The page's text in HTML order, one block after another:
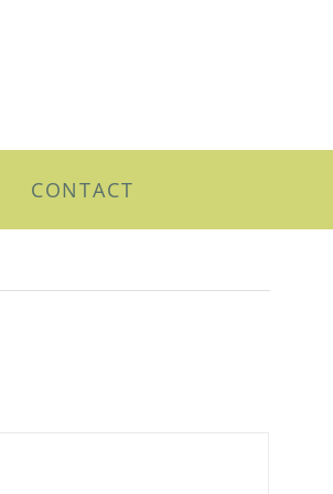
CONTACT